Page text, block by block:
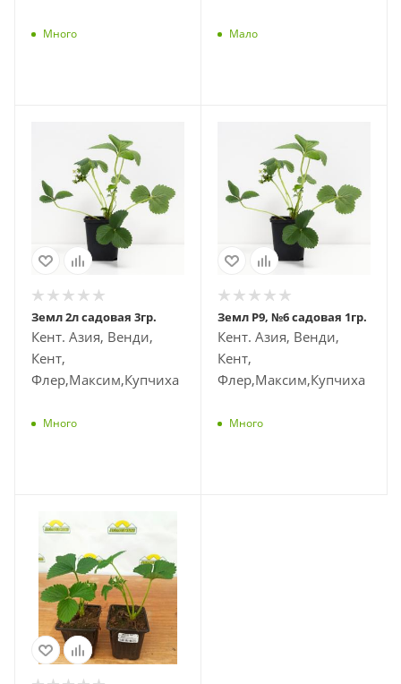
Много Мало
Земл 2л садовая 3гр.
Кент. Азия, Венди,
Кент,
Флер,Максим,Купчиха
Много
Земл Р9, №6 садовая 1гр.
Кент. Азия, Венди,
Кент,
Флер,Максим,Купчиха
Много